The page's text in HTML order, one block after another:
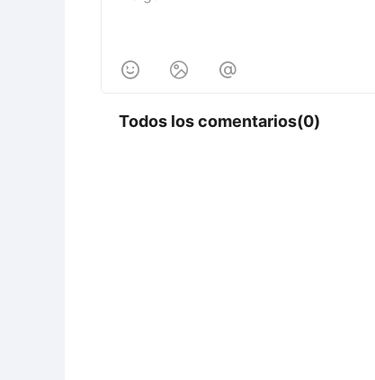
  
Todos los comentarios(0)